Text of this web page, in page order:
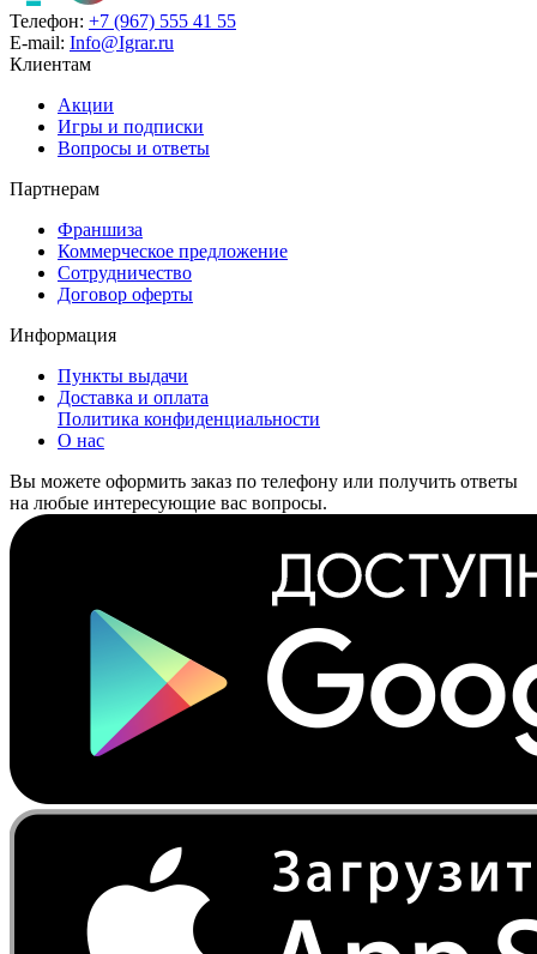
Телефон: +7 (967) 555 41 55
E-mail: Info@Igrar.ru
Клиентам
Акции
Игры и подписки
Вопросы и ответы
Партнерам
Франшиза
Коммерческое предложение
Сотрудничество
Договор оферты
Информация
Пункты выдачи
Доставка и оплата
Политика конфиденциальности
О нас
Вы можете оформить заказ по телефону или получить ответы
на любые интересующие вас вопросы.